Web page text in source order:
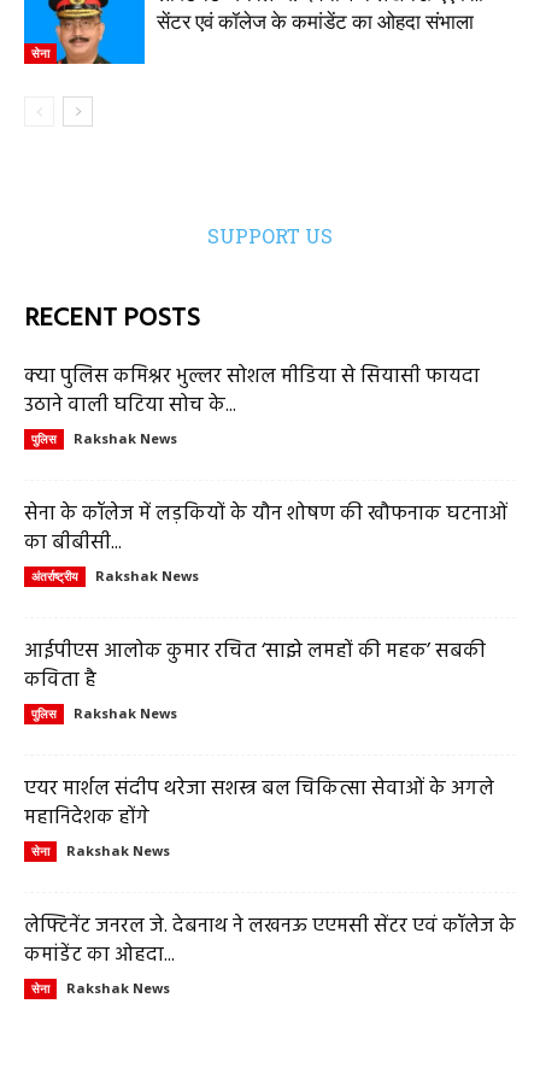
सेना
सेंटर एवं कॉलेज के कमांडेंट का ओहदा संभाला
SUPPORT US
RECENT POSTS
क्या पुलिस कमिश्नर भुल्लर सोशल मीडिया से सियासी फायदा
उठाने वाली घटिया सोच के...
पुलिस Rakshak News
सेना के कॉलेज में लड़कियों के यौन शोषण की खौफनाक घटनाओं
का बीबीसी...
अंतर्राष्ट्रीय Rakshak News
आईपीएस आलोक कुमार रचित ‘साझे लमहों की महक’ सबकी
कविता है
पुलिस Rakshak News
एयर मार्शल संदीप थरेजा सशस्त्र बल चिकित्सा सेवाओं के अगले
महानिदेशक होंगे
सेना Rakshak News
लेफ्टिनेंट जनरल जे. देबनाथ ने लखनऊ एएमसी सेंटर एवं कॉलेज के
कमांडेंट का ओहदा...
सेना Rakshak News